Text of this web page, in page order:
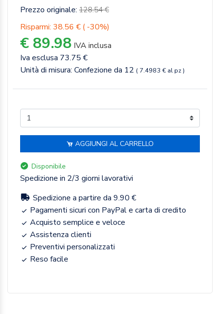
Prezzo originale: 128.54 €
Risparmi: 38.56 € ( -30%)
€ 89.98 IVA inclusa
Iva esclusa 73.75 €
Unità di misura: Confezione da 12 ( 7.4983 € al pz )
AGGIUNGI AL CARRELLO
Disponibile
Spedizione in 2/3 giorni lavorativi
Spedizione a partire da 9.90 €
Pagamenti sicuri con PayPal e carta di credito
Acquisto semplice e veloce
Assistenza clienti
Preventivi personalizzati
Reso facile